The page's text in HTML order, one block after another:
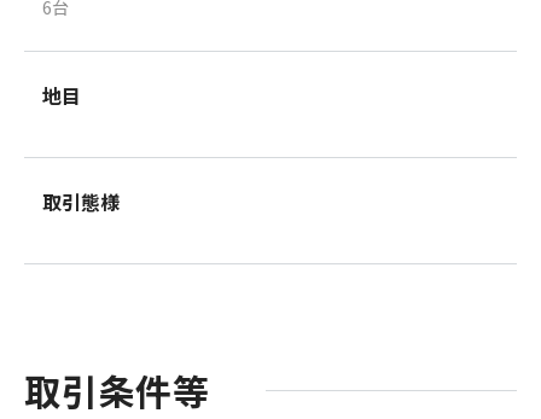
6台
地目
取引態様
取引条件等